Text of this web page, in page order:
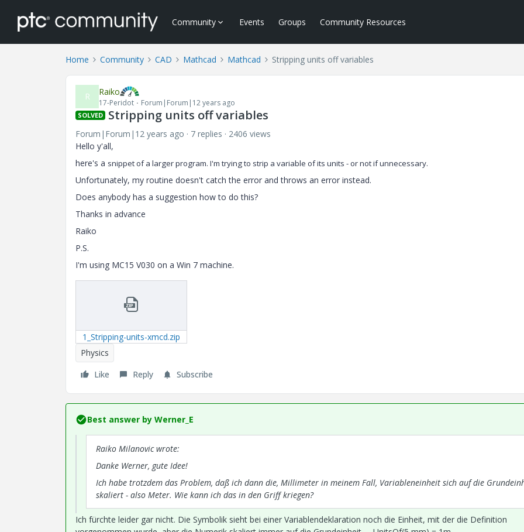
Community Events Groups Community Resources
Home Community CAD Mathcad Mathcad Stripping units off variables
R Raiko
17-Peridot Forum|Forum|12 years ago
SOLVED Stripping units off variables
Forum|Forum|12 years ago 7 replies
2406 views
Hello y'all,
here's a snippet of a larger program. I'm trying to strip a variable of its units - or not if unnecessary.
Unfortunately, my routine doesn't catch the error and throws an error instead.
Does anybody has a suggestion how to do this?
Thanks in advance
Raiko
P.S.
I'm using MC15 V030 on a Win 7 machine.
1_Stripping-units-xmcd.zip
Physics
Like
Reply Subscribe
Best answer by Werner_E
Raiko Milanovic wrote:
Danke Werner, gute Idee!
Ich habe trotzdem das Problem, daß ich dann die, Millimeter in meinem Fall, Variableneinheit sich auf die
skaliert - also Meter. Wie kann ich das in den Griff kriegen?
Ich fürchte leider gar nicht. Die Symbolik sieht bei einer Variablendeklaration noch die Einheit, mit der die Definition